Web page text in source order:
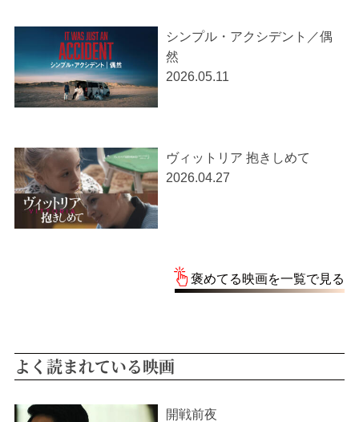
シンプル・アクシデント／偶
然
2026.05.11
ヴィットリア 抱きしめて
2026.04.27
褒めてる映画を一覧で見る
よく読まれている映画
開戦前夜